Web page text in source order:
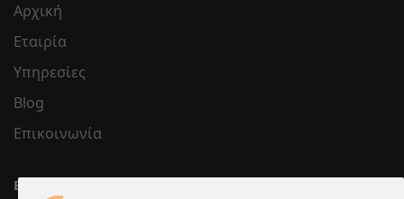
Αρχική
Εταιρία
Υπηρεσίες
Blog
Επικοινωνία
ΕΞΥΠΗΡΈΤΗΣΗ